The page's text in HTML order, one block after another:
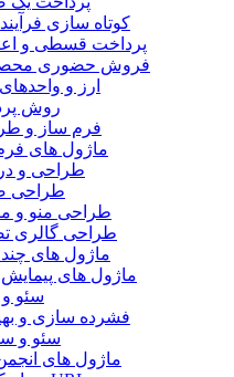
کوتاه سازی
پرداخت قسطی و
فروش حضوری
ارز و
روش
فرم ساز و
ماژول های
طراحی و
طراحی
طراحی منو و
طراحی گالری
ماژول های
ماژول های
سئو
فشرده سازی و
سئو و
ماژول های